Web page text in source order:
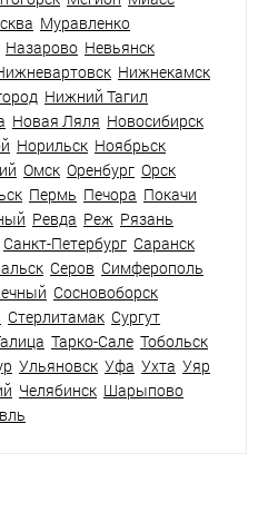
Муравленко
Назарово Невьянск
Нижнекамск
Нижний Тагил
Новая Ляля Новосибирск
Норильск Ноябрьск
Омск Оренбург Орск
Пермь Печора Покачи
Ревда Реж Рязань
Санкт-Петербург Саранск
Серов Симферополь
Сосновоборск
Стерлитамак Сургут
Тарко-Сале Тобольск
Ульяновск Уфа Ухта Уяр
Челябинск Шарыпово